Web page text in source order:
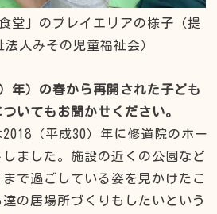
堂」のプレイエリアの様子（提
人みその児童福祉会）
年）の春から再開された子ども
いてもお聞かせください。
（平成30）年に修道院のホー
ました。施設の近くの公園など
で過ごしている姿を見かけたこ
の居場所づくりもしたいという